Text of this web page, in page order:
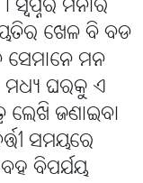
ମିନାର
ଖେଳ ବି ବଡ
ସେମାନେ ମନ
ମଧ୍ୟ ଘରକୁ ଏ
ଲେଖି ଜଣାଇବା
ସମୟରେ
ବିପର୍ଯୟ